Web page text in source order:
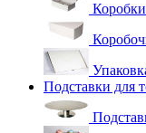
Подставки для